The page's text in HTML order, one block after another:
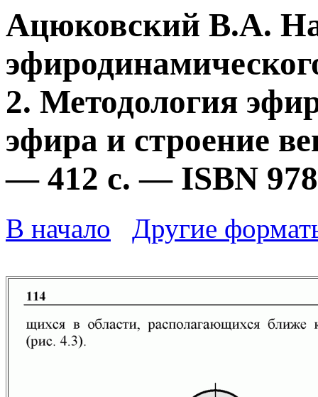
Ацюковский В.А.
2. Методология
эфира и строение
— 412 с. — ISBN
В начало Другие